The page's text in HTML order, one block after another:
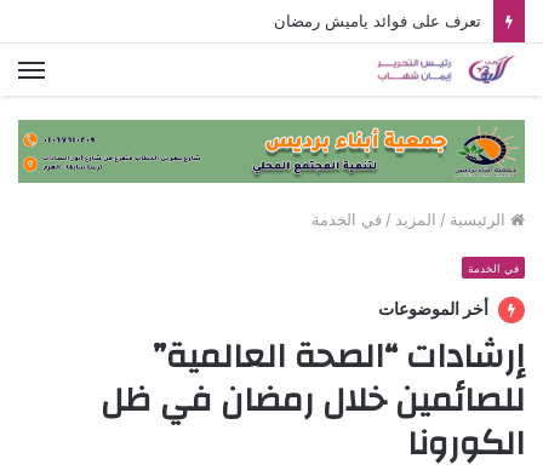
تعرف على فوائد ياميش رمضان
الرئيسية / المزيد / في الخدمة
في الخدمة
أخر الموضوعات
إرشادات “الصحة العالمية”
للصائمين خلال رمضان في ظل
الكورونا